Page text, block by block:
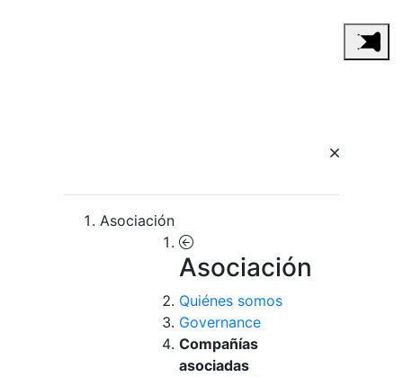
Asociación
Asociación
Quiénes somos
Governance
Compañías
asociadas